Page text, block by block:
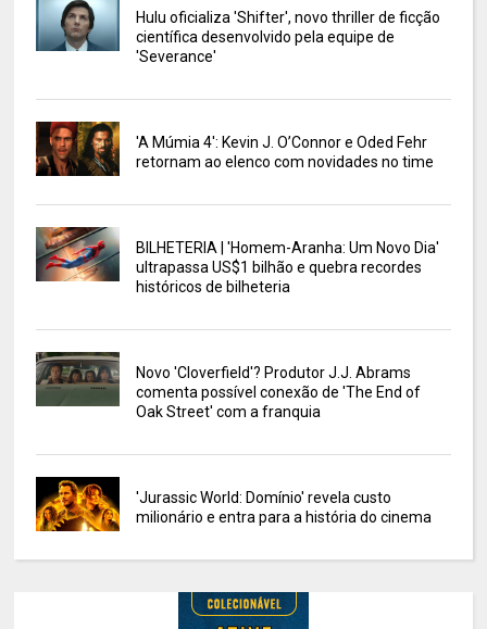
Hulu oficializa 'Shifter', novo thriller de ficção
científica desenvolvido pela equipe de
'Severance'
'A Múmia 4': Kevin J. O’Connor e Oded Fehr
retornam ao elenco com novidades no time
BILHETERIA | 'Homem-Aranha: Um Novo Dia'
ultrapassa US$1 bilhão e quebra recordes
históricos de bilheteria
Novo 'Cloverfield'? Produtor J.J. Abrams
comenta possível conexão de 'The End of
Oak Street' com a franquia
'Jurassic World: Domínio' revela custo
milionário e entra para a história do cinema